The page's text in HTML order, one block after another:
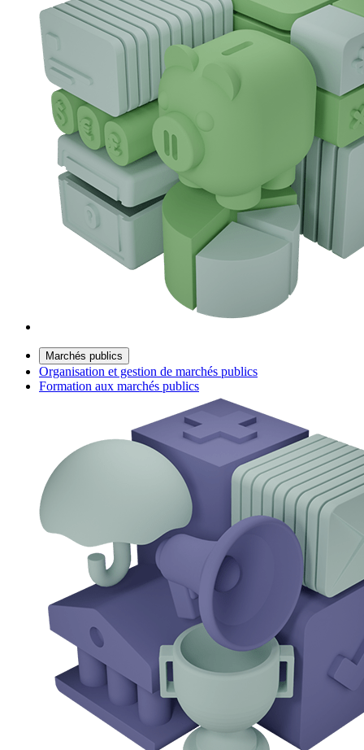
Marchés publics
Organisation et gestion de marchés publics
Formation aux marchés publics